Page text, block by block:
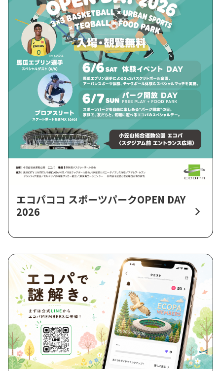
エコパココ スポーツパークOPEN DAY
2026